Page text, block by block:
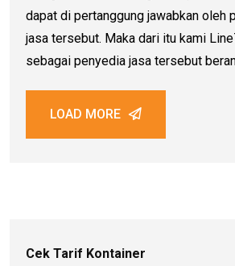
dapat di pertanggung jawabkan oleh
jasa tersebut. Maka dari itu kami
sebagai penyedia jasa tersebut
LOAD MORE
Cek Tarif Kontainer